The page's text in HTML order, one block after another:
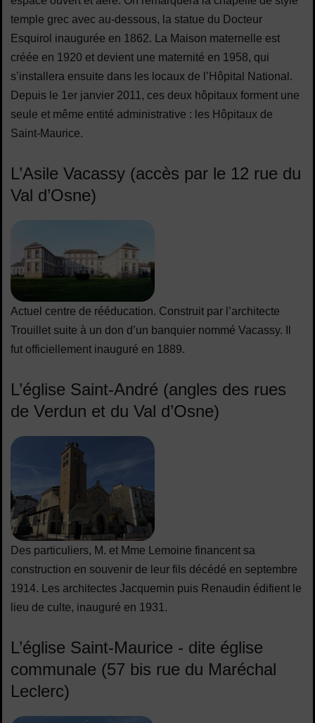
temple grec avec au-dessous, la statue du Docteur
Esquirol inaugurée en 1862. La Maison maternelle est
créée en 1920 et devient une maternité en 1958, qui
s’installera ensuite dans les locaux de l’Hôpital National.
Depuis le 1er janvier 2011, ces deux hôpitaux forment une
seule et même entité administrative : les Hôpitaux de
Saint-Maurice.
L’Asile Vacassy (accès par le 12 rue du
Val d’Osne)
Actuel centre de rééducation. Construit par l’architecte
Trouillet suite à un don d’un banquier nommé Vacassy. Il
fut officiellement inauguré en 1889.
L’église Saint-André (angles des rues
de Verdun et du Val d’Osne)
Des particuliers, M. et Mme Lemoine financent sa
construction en souvenir de leur fils décédé en septembre
1914. Les architectes Jacquemin puis Renaudin édifient le
lieu de culte, inauguré en 1931.
L’église Saint-Maurice - dite église
communale (57 bis rue du Maréchal
Leclerc)